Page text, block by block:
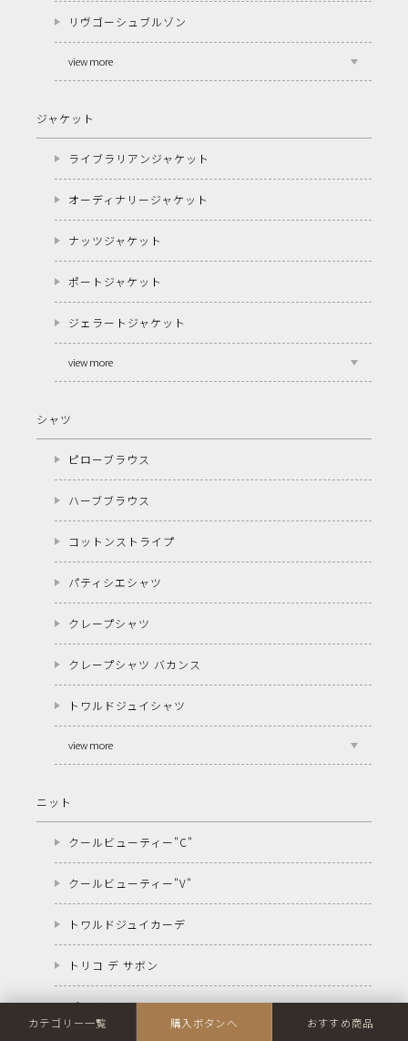
リヴゴーシュブルゾン
view more
ジャケット
ライブラリアンジャケット
オーディナリージャケット
ナッツジャケット
ポートジャケット
ジェラートジャケット
view more
シャツ
ピローブラウス
ハーブブラウス
コットンストライプ
パティシエシャツ
クレープシャツ
クレープシャツ バカンス
トワルドジュイシャツ
view more
ニット
クールビューティー"C"
クールビューティー"V"
トワルドジュイカーデ
トリコ デ サボン
パテ ド ニット
カテゴリー一覧 購入ボタンへ おすすめ商品